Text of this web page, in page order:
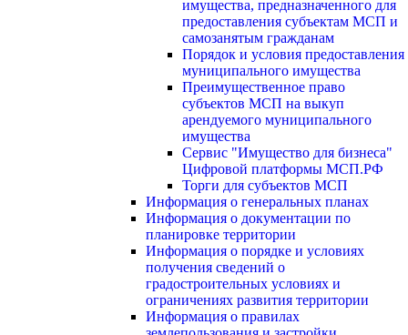
имущества, предназначенного для
предоставления субъектам МСП и
самозанятым гражданам
Порядок и условия предоставления
муниципального имущества
Преимущественное право
субъектов МСП на выкуп
арендуемого муниципального
имущества
Сервис "Имущество для бизнеса"
Цифровой платформы МСП.РФ
Торги для субъектов МСП
Информация о генеральных планах
Информация о документации по
планировке территории
Информация о порядке и условиях
получения сведений о
градостроительных условиях и
ограничениях развития территории
Информация о правилах